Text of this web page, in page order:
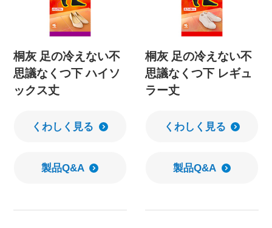
桐灰 足の冷えない不
思議なくつ下 ハイソ
ックス丈
くわしく見る
製品Q&A
桐灰 足の冷えない不
思議なくつ下 レギュ
ラー丈
くわしく見る
製品Q&A